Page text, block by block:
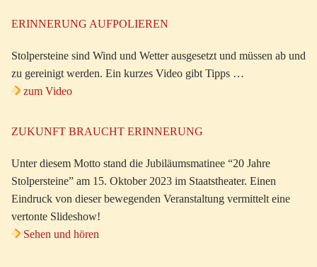
ERINNERUNG AUFPOLIEREN
Stolpersteine sind Wind und Wetter ausgesetzt und müssen ab und
zu gereinigt werden. Ein kurzes Video gibt Tipps …
zum Video
ZUKUNFT BRAUCHT ERINNERUNG
Unter diesem Motto stand die Jubiläumsmatinee “20 Jahre
Stolpersteine” am 15. Oktober 2023 im Staatstheater. Einen
Eindruck von dieser bewegenden Veranstaltung vermittelt eine
vertonte Slideshow!
Sehen und hören